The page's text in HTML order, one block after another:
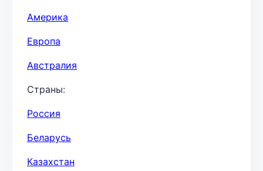
Америка
Европа
Австралия
Страны:
Россия
Беларусь
Казахстан